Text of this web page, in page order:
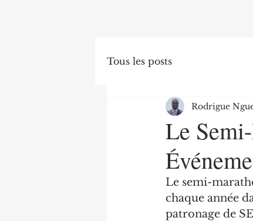
Tous les posts
Le
Rodrigue
Le semi-
chaque année
patronage de